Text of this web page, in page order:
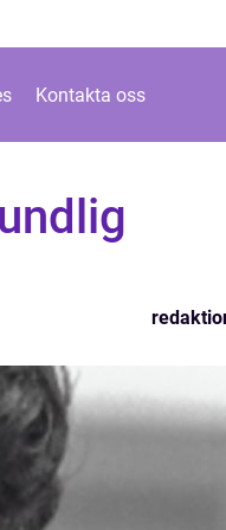
Kontakta oss